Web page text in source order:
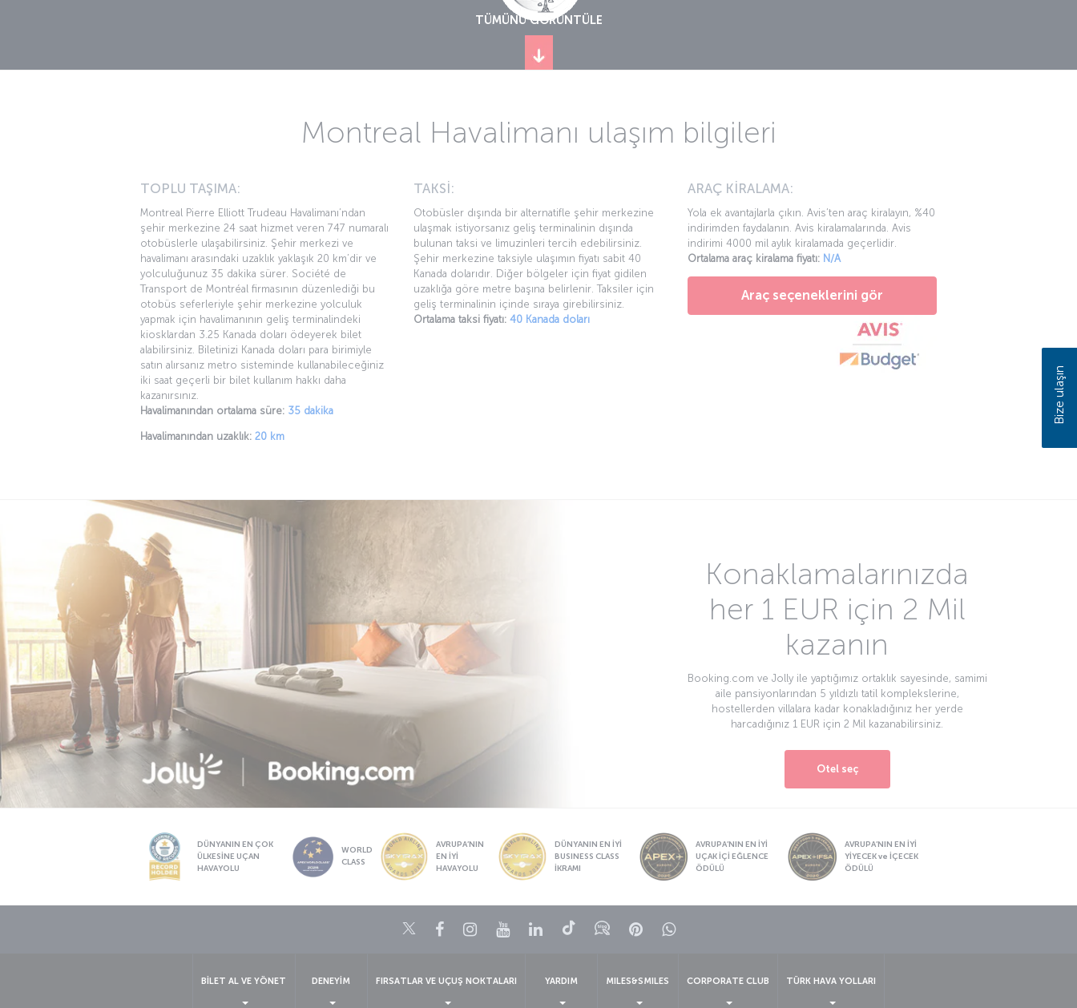
TÜMÜNÜ GÖRÜNTÜLE
Montreal Havalimanı ulaşım bilgileri
TOPLU TAŞIMA:
Montreal Pierre Elliott Trudeau Havalimanı’ndan
şehir merkezine 24 saat hizmet veren 747 numaralı
otobüslerle ulaşabilirsiniz. Şehir merkezi ve
havalimanı arasındaki uzaklık yaklaşık 20 km’dir ve
yolculuğunuz 35 dakika sürer. Société de
Transport de Montréal firmasının düzenlediği bu
otobüs seferleriyle şehir merkezine yolculuk
yapmak için havalimanının geliş terminalindeki
kiosklardan 3.25 Kanada doları ödeyerek bilet
alabilirsiniz. Biletinizi Kanada doları para birimiyle
satın alırsanız metro sisteminde kullanabileceğiniz
iki saat geçerli bir bilet kullanım hakkı daha
kazanırsınız.
Havalimanından ortalama süre: 35 dakika
Havalimanından uzaklık: 20 km
TAKSİ:
Otobüsler dışında bir alternatifle şehir merkezine
ulaşmak istiyorsanız geliş terminalinin dışında
bulunan taksi ve limuzinleri tercih edebilirsiniz.
Şehir merkezine taksiyle ulaşımın fiyatı sabit 40
Kanada dolarıdır. Diğer bölgeler için fiyat gidilen
uzaklığa göre metre başına belirlenir. Taksiler için
geliş terminalinin içinde sıraya girebilirsiniz.
Ortalama taksi fiyatı: 40 Kanada doları
ARAÇ KİRALAMA:
Yola ek avantajlarla çıkın. Avis’ten araç kiralayın, %40
indirimden faydalanın. Avis kiralamalarında. Avis
indirimi 4000 mil aylık kiralamada geçerlidir.
Ortalama araç kiralama fiyatı: N/A
Araç seçeneklerini gör
Konaklamalarınızda
her 1 EUR için 2 Mil
kazanın
Booking.com ve Jolly ile yaptığımız ortaklık sayesinde, samimi
aile pansiyonlarından 5 yıldızlı tatil komplekslerine,
hostellerden villalara kadar konakladığınız her yerde
harcadığınız 1 EUR için 2 Mil kazanabilirsiniz.
Otel seç
DÜNYANIN EN ÇOK
ÜLKESİNE UÇAN
HAVAYOLU
WORLD
CLASS
AVRUPA’NIN
EN İYİ
HAVAYOLU
DÜNYANIN EN İYİ
BUSINESS CLASS
İKRAMI
AVRUPA’NIN EN İYİ
UÇAK İÇİ EĞLENCE
ÖDÜLÜ
AVRUPA’NIN EN İYİ
YİYECEK ve İÇECEK
ÖDÜLÜ
TwitterFacebookInstagram
YoutubeLinkedIn
TiktokBlogPinterestWhatsapp
BİLET AL VE YÖNET DENEYİM FIRSATLAR VE UÇUŞ NOKTALARI YARDIM MILES&SMILES CORPORATE CLUB TÜRK HAVA YOLLARI
Bize ulaşın